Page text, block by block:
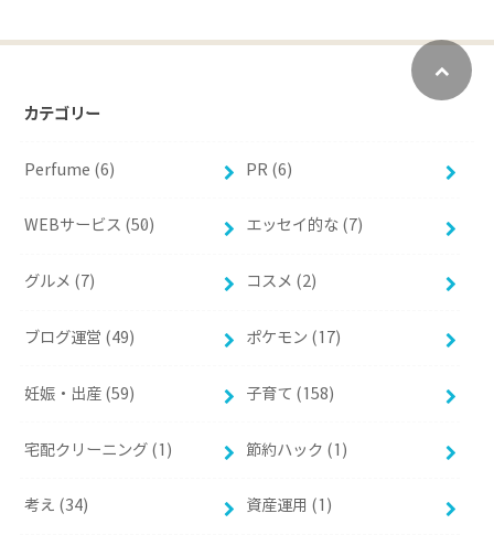
カテゴリー
Perfume (6) PR (6)
WEBサービス (50) エッセイ的な (7)
グルメ (7) コスメ (2)
ブログ運営 (49) ポケモン (17)
妊娠・出産 (59) 子育て (158)
宅配クリーニング (1) 節約ハック (1)
考え (34) 資産運用 (1)